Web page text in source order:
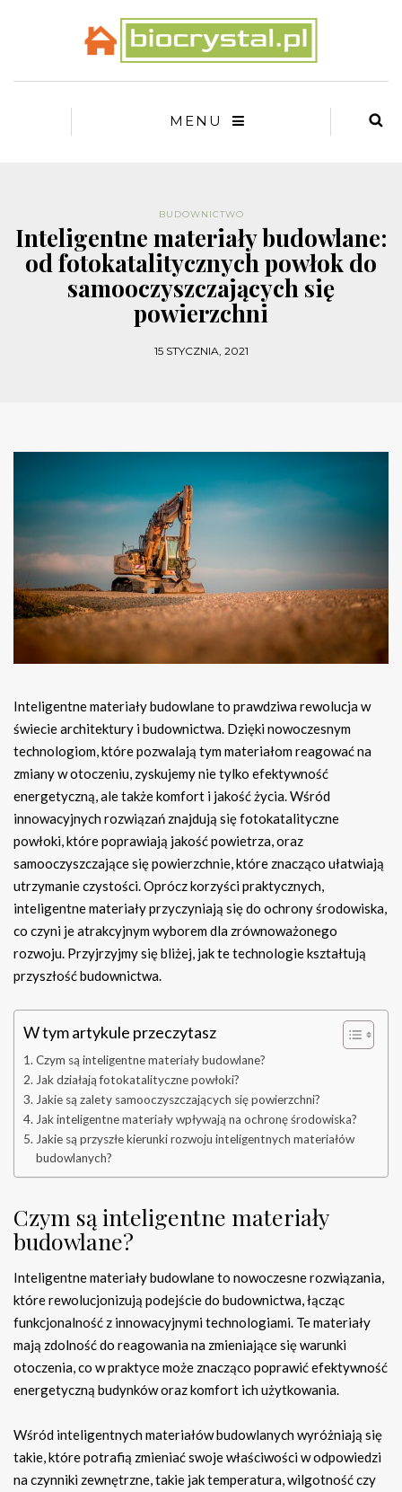
MENU
BUDOWNICTWO
Inteligentne materiały budowlane:
od fotokatalitycznych powłok do
samooczyszczających się
powierzchni
15 STYCZNIA, 2021
Inteligentne materiały budowlane to prawdziwa rewolucja w
świecie architektury i budownictwa. Dzięki nowoczesnym
technologiom, które pozwalają tym materiałom reagować na
zmiany w otoczeniu, zyskujemy nie tylko efektywność
energetyczną, ale także komfort i jakość życia. Wśród
innowacyjnych rozwiązań znajdują się fotokatalityczne
powłoki, które poprawiają jakość powietrza, oraz
samooczyszczające się powierzchnie, które znacząco ułatwiają
utrzymanie czystości. Oprócz korzyści praktycznych,
inteligentne materiały przyczyniają się do ochrony środowiska,
co czyni je atrakcyjnym wyborem dla zrównoważonego
rozwoju. Przyjrzyjmy się bliżej, jak te technologie kształtują
przyszłość budownictwa.
W tym artykule przeczytasz
Czym są inteligentne materiały budowlane?
Jak działają fotokatalityczne powłoki?
Jakie są zalety samooczyszczających się powierzchni?
Jak inteligentne materiały wpływają na ochronę środowiska?
Jakie są przyszłe kierunki rozwoju inteligentnych materiałów
budowlanych?
Czym są inteligentne materiały
budowlane?
Inteligentne materiały budowlane to nowoczesne rozwiązania,
które rewolucjonizują podejście do budownictwa, łącząc
funkcjonalność z innowacyjnymi technologiami. Te materiały
mają zdolność do reagowania na zmieniające się warunki
otoczenia, co w praktyce może znacząco poprawić efektywność
energetyczną budynków oraz komfort ich użytkowania.
Wśród inteligentnych materiałów budowlanych wyróżniają się
takie, które potrafią zmieniać swoje właściwości w odpowiedzi
na czynniki zewnętrzne, takie jak temperatura, wilgotność czy